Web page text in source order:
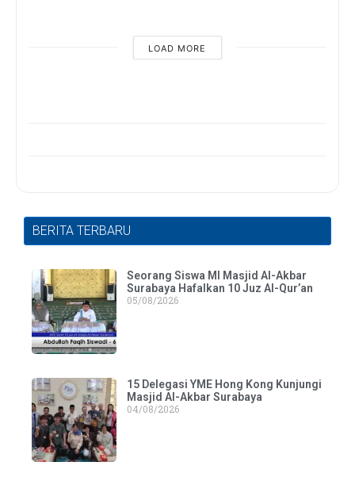
LOAD MORE
BERITA TERBARU
Seorang Siswa MI Masjid Al-Akbar
Surabaya Hafalkan 10 Juz Al-Qur’an
05/08/2026
15 Delegasi YME Hong Kong Kunjungi
Masjid Al-Akbar Surabaya
04/08/2026